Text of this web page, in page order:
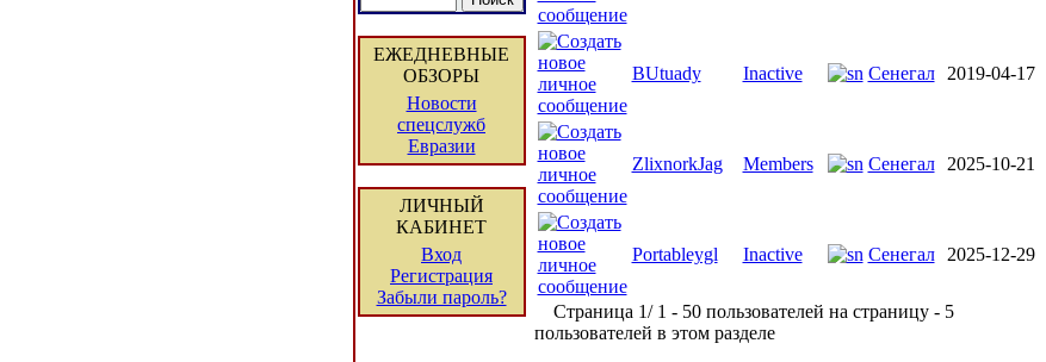
ЕЖЕДНЕВНЫЕ
ОБЗОРЫ
Новости
спецслужб
Евразии
ЛИЧНЫЙ
КАБИНЕТ
Вход
Регистрация
Забыли пароль?
BUtuady Inactive Сенегал 2019-04-17
ZlixnorkJag Members Сенегал 2025-10-21
Portableygl Inactive Сенегал 2025-12-29
Страница 1/ 1 - 50 пользователей на страницу - 5
пользователей в этом разделе